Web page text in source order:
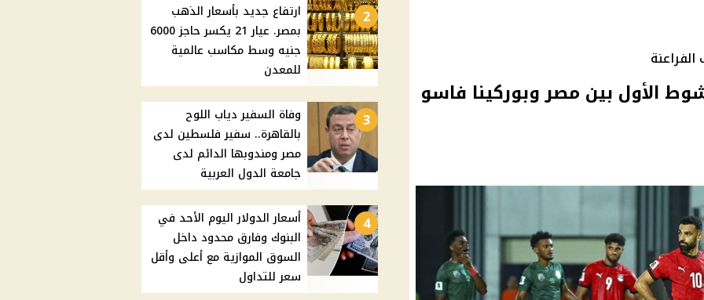
الأول بين مصر وبوركينا فاسو
2
ارتفاع جديد بأسعار الذهب
بمصر. عيار 21 يكسر حاجز 6000
جنيه وسط مكاسب عالمية
للمعدن
3
وفاة السفير دياب اللوح
بالقاهرة.. سفير فلسطين لدى
مصر ومندوبها الدائم لدى
جامعة الدول العربية
4
أسعار الدولار اليوم الأحد في
البنوك وفارق محدود داخل
السوق الموازية مع أعلى وأقل
سعر للتداول